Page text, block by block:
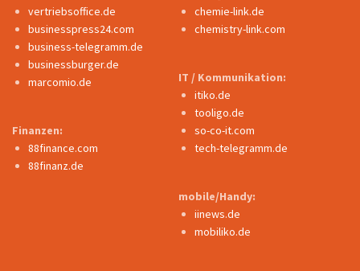
vertriebsoffice.de
businesspress24.com
business-telegramm.de
businessburger.de
marcomio.de
Finanzen:
88finance.com
88finanz.de
chemie-link.de
chemistry-link.com
IT / Kommunikation:
itiko.de
tooligo.de
so-co-it.com
tech-telegramm.de
mobile/Handy:
iinews.de
mobiliko.de